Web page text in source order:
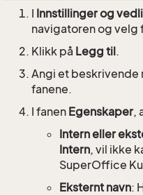
I Innstillinger og
navigatoren og velg
Klikk på Legg til.
Angi et beskrivende
fanene.
I fanen Egenskaper,
Intern eller
Intern, vil ikke
SuperOffice
Eksternt navn: